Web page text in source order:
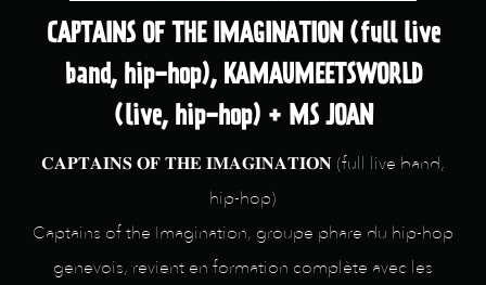
CAPTAINS OF THE IMAGINATION (full live
band, hip-hop), KAMAUMEETSWORLD
(live, hip-hop) + MS JOAN
𝐂𝐀𝐏𝐓𝐀𝐈𝐍𝐒 𝐎𝐅 𝐓𝐇𝐄 𝐈𝐌𝐀𝐆𝐈𝐍𝐀𝐓𝐈𝐎𝐍 (full live band,
hip-hop)
Captains of the Imagination, groupe phare du hip-hop
genevois, revient en formation complète avec les